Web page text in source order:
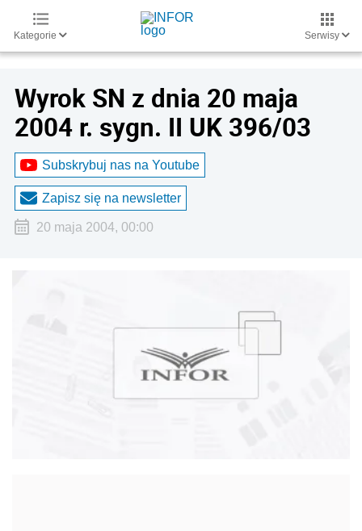
Kategorie Serwisy
Wyrok SN z dnia 20 maja
2004 r. sygn. II UK 396/03
Subskrybuj nas na Youtube
Zapisz się na newsletter
20 maja 2004, 00:00